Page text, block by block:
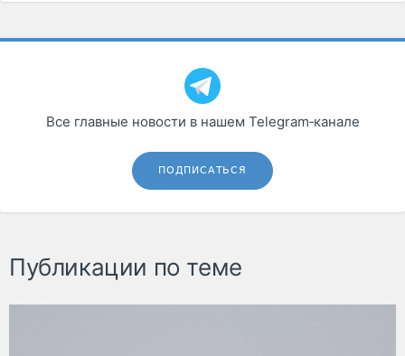
Все главные новости в нашем Telegram‑канале
ПОДПИСАТЬСЯ
Публикации по теме